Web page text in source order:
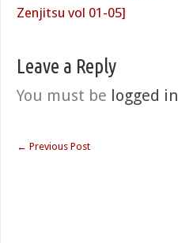
Zenjitsu vol 01-05]
Leave a Reply
You must be logged in
← Previous Post